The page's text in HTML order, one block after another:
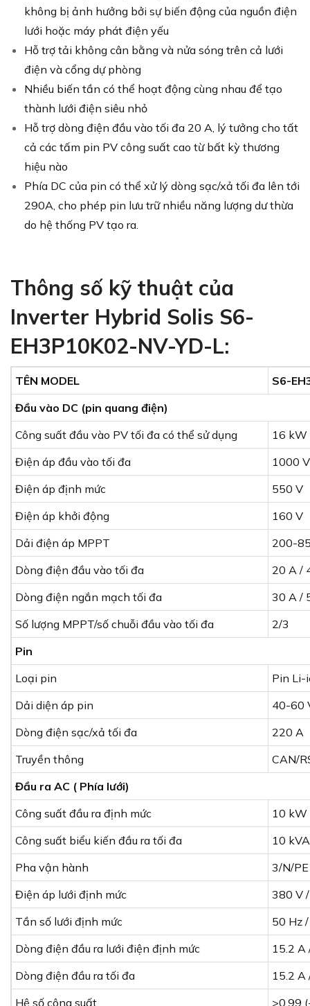
không bị ảnh hưởng bởi sự biến động của nguồn điện
lưới hoặc máy phát điện yếu
Hỗ trợ tải không cân bằng và nửa sóng trên cả lưới
điện và cổng dự phòng
Nhiều biến tần có thể hoạt động cùng nhau để tạo
thành lưới điện siêu nhỏ
Hỗ trợ dòng điện đầu vào tối đa 20 A, lý tưởng cho tất
cả các tấm pin PV công suất cao từ bất kỳ thương
hiệu nào
Phía DC của pin có thể xử lý dòng sạc/xả tối đa lên tới
290A, cho phép pin lưu trữ nhiều năng lượng dư thừa
do hệ thống PV tạo ra.
Thông số kỹ thuật của
Inverter Hybrid Solis S6-
EH3P10K02-NV-YD-L:
TÊN MODEL
S6-
Đầu vào DC (pin quang điện)
Công suất đầu vào PV tối đa có thể sử dụng
16 kW
Điện áp đầu vào tối đa
1000 V
Điện áp định mức
550 V
Điện áp khởi động
160 V
Dải điện áp MPPT
200-
Dòng điện đầu vào tối đa
20 A /
Dòng điện ngắn mạch tối đa
30 A /
Số lượng MPPT/số chuỗi đầu vào tối đa
2/3
Pin
Loại pin
Pin Li-
Dải diện áp pin
40-60
Dòng điện sạc/xả tối đa
220 A
Truyền thông
CAN/
Đầu ra AC ( Phía lưới)
Công suất đầu ra định mức
10 kW
Công suất biểu kiến đầu ra tối đa
10 kVA
Pha vận hành
3/N/PE
Điện áp lưới định mức
380 V
Tần số lưới định mức
50 Hz
Dòng điện đầu ra lưới điện định mức
15.2 A
Dòng điện đầu ra tối đa
15.2 A
Hệ số công suất
>0.99